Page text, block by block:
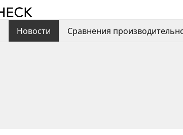
Новости Сравнения